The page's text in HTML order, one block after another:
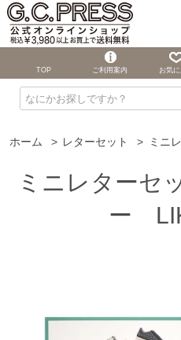
ホーム > レターセット > ミニ
ミニレターセ
ー
TOP ご利用案内 お気に